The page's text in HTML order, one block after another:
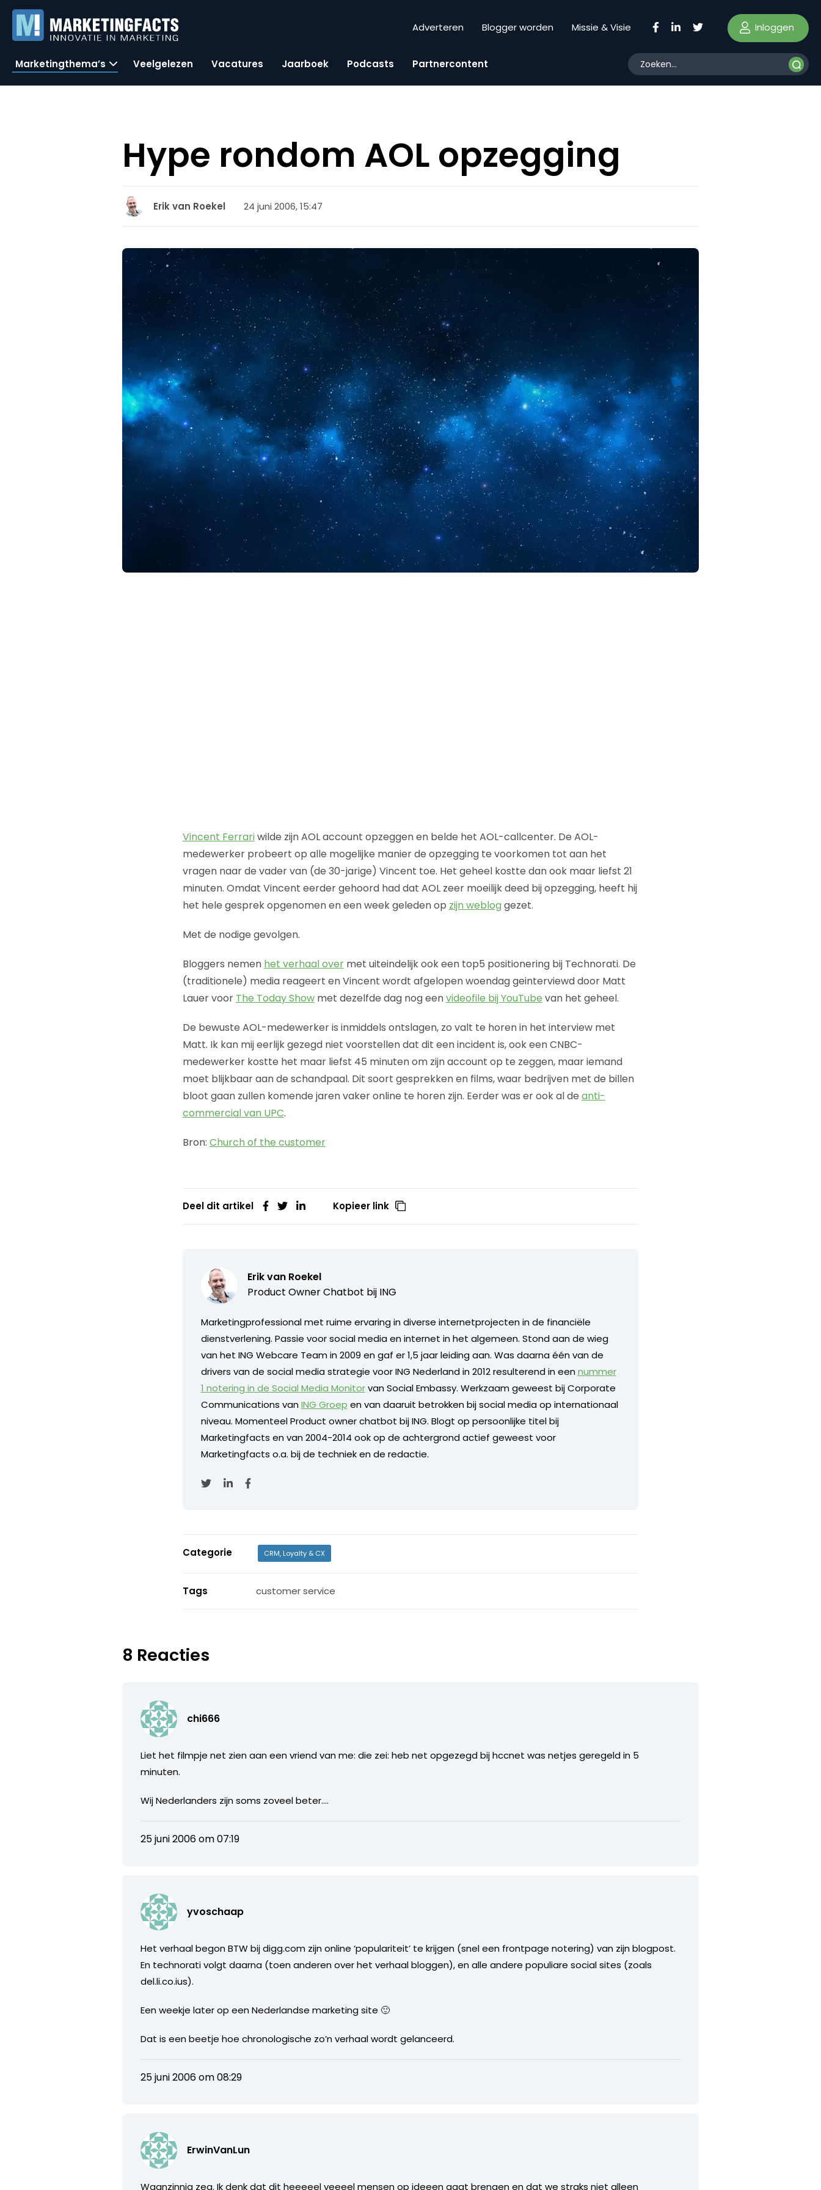
Adverteren Blogger worden Missie & Visie Inloggen
Marketingthema’s Veelgelezen Vacatures Jaarboek Podcasts Partnercontent
Hype rondom AOL opzegging
Erik van Roekel 24 juni 2006, 15:47
Vincent Ferrariwilde zijn AOL account opzeggen en belde het AOL-callcenter. De AOL-
medewerker probeert op alle mogelijke manier de opzegging te voorkomen tot aan het
vragen naar de vader van (de 30-jarige) Vincent toe. Het geheel kostte dan ook maar liefst 21
minuten. Omdat Vincent eerder gehoord had dat AOL zeer moeilijk deed bij opzegging, heeft hij
het hele gesprek opgenomen en een week geleden op zijn weblog gezet.
Met de nodige gevolgen.
Bloggers nemen het verhaal overmet uiteindelijk ook een top5 positionering bij Technorati. De
(traditionele) media reageert en Vincent wordt afgelopen woendag geinterviewd door Matt
Lauer voor The Today Showmet dezelfde dag nog eenvideofile bij YouTube van het geheel.
De bewuste AOL-medewerker is inmiddels ontslagen, zo valt te horen in het interview met
Matt. Ik kan mij eerlijk gezegd niet voorstellen dat dit een incident is, ook een CNBC-
medewerker kostte het maar liefst 45 minuten om zijn account op te zeggen, maar iemand
moet blijkbaar aan de schandpaal. Dit soort gesprekken en films, waar bedrijven met de billen
bloot gaan zullen komende jaren vaker online te horen zijn. Eerder was er ook al de anti-
commercial van UPC.
Bron: Church of the customer
Deel dit artikel Kopieer link
Erik van Roekel
Product Owner Chatbot bij ING
Marketingprofessional met ruime ervaring in diverse internetprojecten in de financiële
dienstverlening. Passie voor social media en internet in het algemeen. Stond aan de wieg
van het ING Webcare Team in 2009 en gaf er 1,5 jaar leiding aan. Was daarna één van de
drivers van de social media strategie voor ING Nederland in 2012 resulterend in eennummer
1 notering in de Social Media Monitorvan Social Embassy. Werkzaam geweest bij Corporate
Communications vanING Groep en van daaruit betrokken bij social media op internationaal
niveau. Momenteel Product owner chatbot bij ING. Blogt op persoonlijke titel bij
Marketingfacts en van 2004-2014 ook op de achtergrond actief geweest voor
Marketingfacts o.a. bij de techniek en de redactie.
Categorie CRM, Loyalty & CX
Tags customer service
8 Reacties
chi666
Liet het filmpje net zien aan een vriend van me: die zei: heb net opgezegd bij hccnet was netjes geregeld in 5
minuten.
Wij Nederlanders zijn soms zoveel beter….
25 juni 2006 om 07:19
yvoschaap
Het verhaal begon BTW bij digg.com zijn online ‘populariteit’ te krijgen (snel een frontpage notering) van zijn blogpost.
En technorati volgt daarna (toen anderen over het verhaal bloggen), en alle andere populiare social sites (zoals
del.li.co.ius).
Een weekje later op een Nederlandse marketing site 🙂
Dat is een beetje hoe chronologische zo’n verhaal wordt gelanceerd.
25 juni 2006 om 08:29
ErwinVanLun
Waanzinnig zeg. Ik denk dat dit heeeeel veeeel mensen op ideeen gaat brengen en dat we straks niet alleen